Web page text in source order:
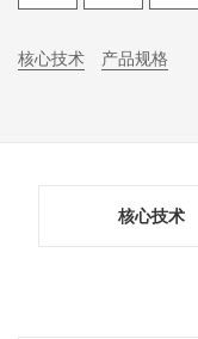
核心技术 产品规格
核心技术